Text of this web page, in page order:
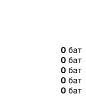
0 бат
0 бат
0 бат
0 бат
0 бат